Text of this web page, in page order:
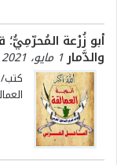
أبو زُرْعة
والدَّمار1 مايو، 2021 7:16 م
كتب/